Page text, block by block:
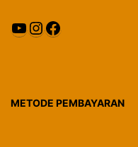
YouTube
Instagram
Facebook
METODE PEMBAYARAN